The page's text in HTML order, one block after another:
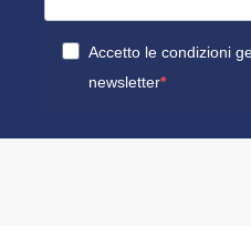
Accetto le condizioni
newsletter